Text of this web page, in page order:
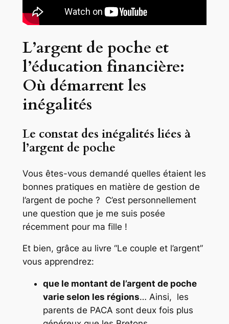
L’argent de poche et
l’éducation financière:
Où démarrent les
inégalités
Le constat des inégalités liées à
l’argent de poche
Vous êtes-vous demandé quelles étaient les
bonnes pratiques en matière de gestion de
l’argent de poche ? C’est personnellement
une question que je me suis posée
récemment pour ma fille !
Et bien, grâce au livre “Le couple et l’argent”
vous apprendrez:
que le montant de l’argent de poche
varie selon les régions… Ainsi, les
parents de PACA sont deux fois plus